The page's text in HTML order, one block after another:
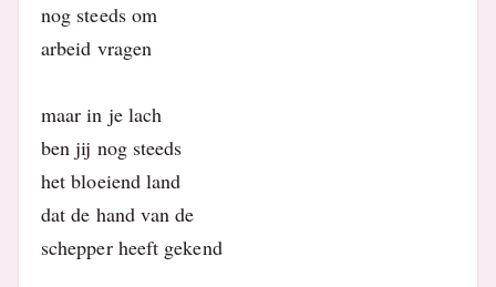
nog steeds om
arbeid vragen
maar in je lach
ben jij nog steeds
het bloeiend land
dat de hand van de
schepper heeft gekend